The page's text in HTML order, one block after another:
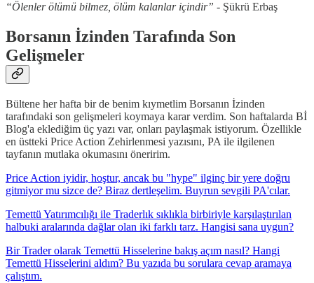
“Ölenler ölümü bilmez, ölüm kalanlar içindir” - Şükrü Erbaş
Borsanın İzinden Tarafında Son
Gelişmeler
Bültene her hafta bir de benim kıymetlim Borsanın İzinden
tarafındaki son gelişmeleri koymaya karar verdim. Son haftalarda Bİ
Blog'a eklediğim üç yazı var, onları paylaşmak istiyorum. Özellikle
en üstteki Price Action Zehirlenmesi yazısını, PA ile ilgilenen
tayfanın mutlaka okumasını öneririm.
Price Action iyidir, hoştur, ancak bu "hype" ilginç bir yere doğru
gitmiyor mu sizce de? Biraz dertleşelim. Buyrun sevgili PA'cılar.
Temettü Yatırımcılığı ile Traderlık sıklıkla birbiriyle karşılaştırılan
halbuki aralarında dağlar olan iki farklı tarz. Hangisi sana uygun?
Bir Trader olarak Temettü Hisselerine bakış açım nasıl? Hangi
Temettü Hisselerini aldım? Bu yazıda bu sorulara cevap aramaya
çalıştım.